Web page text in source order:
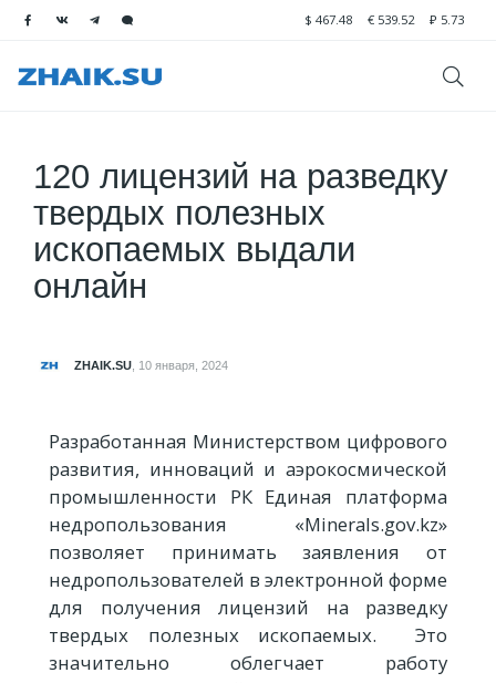
$ 467.48 € 539.52 ₽ 5.73
120 лицензий на разведку
твердых полезных
ископаемых выдали
онлайн
ZHAIK.SU 10 января, 2024
Разработанная Министерством цифрового
развития, инноваций и аэрокосмической
промышленности РК Единая платформа
недропользования «Minerals.gov.kz»
позволяет принимать заявления от
недропользователей в электронной форме
для получения лицензий на разведку
твердых полезных ископаемых. Это
значительно облегчает работу